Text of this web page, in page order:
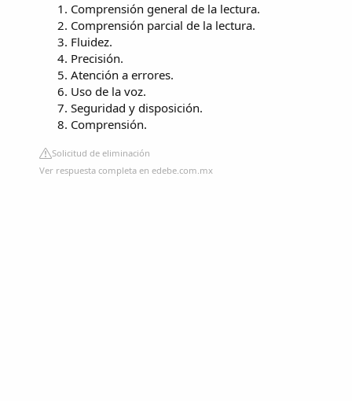
Comprensión general de la lectura.
Comprensión parcial de la lectura.
Fluidez.
Precisión.
Atención a errores.
Uso de la voz.
Seguridad y disposición.
Comprensión.
Solicitud de eliminación
Ver respuesta completa en edebe.com.mx